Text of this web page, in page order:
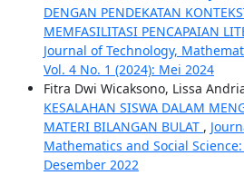
DENGAN PENDEKATAN
MEMFASILITASI PENCAPAIAN
Journal of Technology,
Vol. 4 No. 1 (2024): Mei 2024
Fitra Dwi Wicaksono, Lissa
KESALAHAN SISWA DALAM
MATERI BILANGAN BULAT ,
Mathematics and Social
Desember 2022